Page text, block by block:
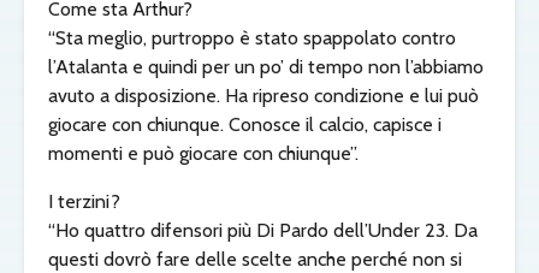
Come sta Arthur?
“Sta meglio, purtroppo è stato spappolato contro
l’Atalanta e quindi per un po’ di tempo non l’abbiamo
avuto a disposizione. Ha ripreso condizione e lui può
giocare con chiunque. Conosce il calcio, capisce i
momenti e può giocare con chiunque”.
I terzini?
“Ho quattro difensori più Di Pardo dell’Under 23. Da
questi dovrò fare delle scelte anche perché non si